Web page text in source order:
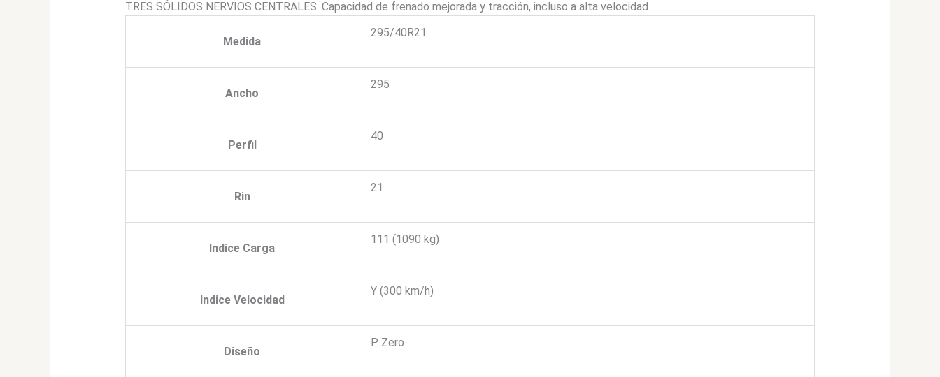
TRES SÓLIDOS NERVIOS CENTRALES. Capacidad de frenado mejorada y tracción, incluso a alta velocidad
Medida
295/40R21
Ancho
295
Perfil
40
Rin
21
Indice Carga
111 (1090 kg)
Indice Velocidad
Y (300 km/h)
Diseño
P Zero